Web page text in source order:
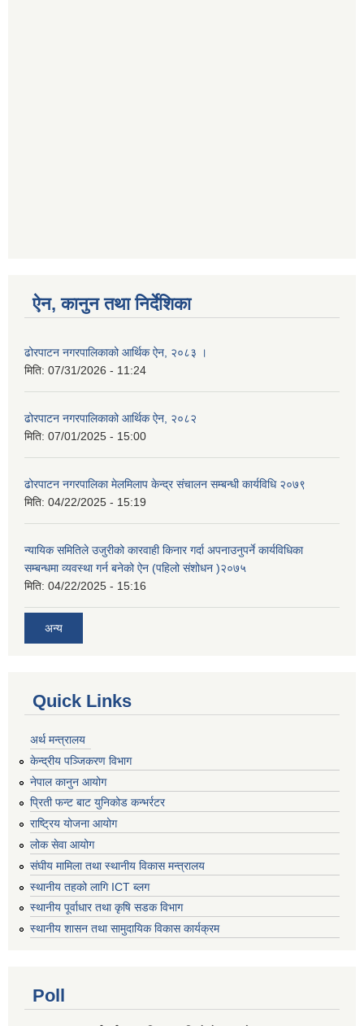
ऐन, कानुन तथा निर्देशिका
ढोरपाटन नगरपालिकाको आर्थिक ऐन, २०८३ ।
मिति: 07/31/2026 - 11:24
ढोरपाटन नगरपालिकाको आर्थिक ऐन, २०८२
मिति: 07/01/2025 - 15:00
ढोरपाटन नगरपालिका मेलमिलाप केन्द्र संचालन सम्बन्धी कार्यविधि २०७९
मिति: 04/22/2025 - 15:19
न्यायिक समितिले उजुरीको कारवाही किनार गर्दा अपनाउनुपर्ने कार्यविधिका
सम्बन्धमा व्यवस्था गर्न बनेको ऐन (पहिलो संशोधन )२०७५
मिति: 04/22/2025 - 15:16
अन्य
Quick Links
अर्थ मन्त्रालय
केन्द्रीय पञ्जिकरण विभाग
नेपाल कानुन आयोग
प्रिती फन्ट बाट युनिकोड कन्भर्रटर
राष्ट्रिय योजना आयोग
लोक सेवा आयोग
संघीय मामिला तथा स्थानीय विकास मन्त्रालय
स्थानीय तहको लागि ICT ब्लग
स्थानीय पूर्वाधार तथा कृषि सडक विभाग
स्थानीय शासन तथा सामुदायिक विकास कार्यक्रम
Poll